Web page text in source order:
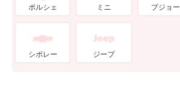
ポルシェ ミニ プジョー
シボレー ジープ